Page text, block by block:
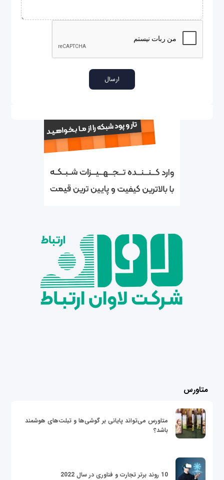
متاورس
متاورس می‌تواند پایانی بر گوشی‌ها و تبلت‌های هوشمند
باشد؟
10 روند برتر تجارت و فناوری در سال 2022